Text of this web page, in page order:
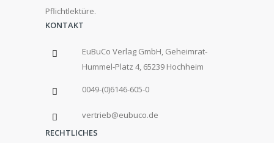
Pflichtlektüre.
KONTAKT
EuBuCo Verlag GmbH, Geheimrat-
Hummel-Platz 4, 65239 Hochheim
0049-(0)6146-605-0
vertrieb@eubuco.de
RECHTLICHES